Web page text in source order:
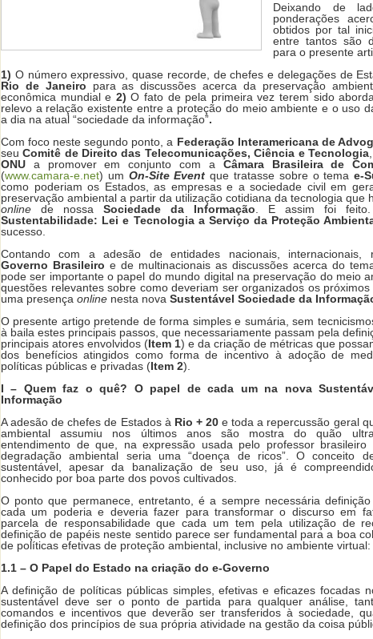
Deixando de
ponderações
obtidos por tal
entre tantos são
para o presente
1) O número expressivo, quase recorde, de chefes e delegações de
Rio de Janeiro para as discussões acerca da preservação
econômica mundial e 2) O fato de pela primeira vez terem sido
relevo a relação existente entre a proteção do meio ambiente e o uso
a dia na atual “sociedade da informação”.
Com foco neste segundo ponto, a Federação Interamericana de
seuComitê de Direito das Telecomunicações, Ciência e Tecnologia
ONU a promover em conjunto com a Câmara Brasileira de
(www.camara-e.net) um On-Site Event que tratasse sobre o temae-
como poderiam os Estados, as empresas e a sociedade civil em
preservação ambiental a partir da utilização cotidiana da tecnologia que
online de nossa Sociedade da Informação . E assim foi
Sustentabilidade: Lei e Tecnologia a Serviço da Proteção
sucesso.
Contando com a adesão de entidades nacionais, internacionais,
Governo Brasileiro e de multinacionais as discussões acerca do
pode ser importante o papel do mundo digital na preservação do meio
questões relevantes sobre como deveriam ser organizados os
uma presença online nesta nova Sustentável Sociedade da
O presente artigo pretende de forma simples e sumária, sem
à baila estes principais passos, que necessariamente passam pela
principais atores envolvidos (Item 1) e da criação de métricas que
dos benefícios atingidos como forma de incentivo à adoção de
políticas públicas e privadas (Item 2).
I – Quem faz o quê? O papel de cada um na nova
Informação
A adesão de chefes de Estados à Rio + 20 e toda a repercussão geral
ambiental assumiu nos últimos anos são mostra do quão
entendimento de que, na expressão usada pelo professor brasileiro
degradação ambiental seria uma “doença de ricos”. O conceito
sustentável, apesar da banalização de seu uso, já é
conhecido por boa parte dos povos cultivados.
O ponto que permanece, entretanto, é a sempre necessária
cada um poderia e deveria fazer para transformar o discurso em
parcela de responsabilidade que cada um tem pela utilização de
definição de papéis neste sentido parece ser fundamental para a boa
de políticas efetivas de proteção ambiental, inclusive no ambiente virtual:
1.1 – O Papel do Estado na criação do e-Governo
A definição de políticas públicas simples, efetivas e eficazes focadas
sustentável deve ser o ponto de partida para qualquer análise,
comandos e incentivos que deverão ser transferidos à sociedade,
definição dos princípios de sua própria atividade na gestão da coisa